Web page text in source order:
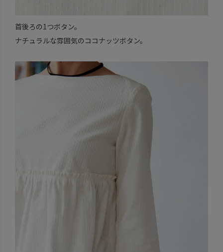
首後ろの1つボタン。
ナチュラルな雰囲気のココナッツボタン。